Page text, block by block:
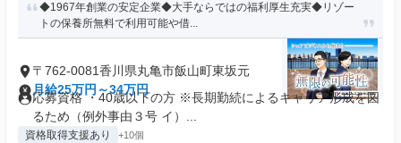
◆1967年創業の安定企業◆大手ならではの福利厚生充実◆リゾー
トの保養所無料で利用可能や借...
〒762-0081香川県丸亀市飯山町東坂元
月給25万円～34万円
応募資格 ・40歳以下の方 ※長期勤続によるキャリア形成を図
るため（例外事由３号 イ）...
資格取得支援あり +10個